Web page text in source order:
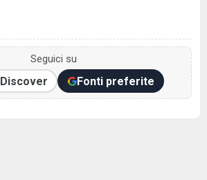
Seguici su
Discover Fonti preferite